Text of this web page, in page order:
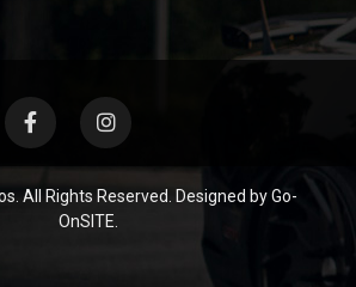
All Rights Reserved. Designed byGo-
OnSITE.